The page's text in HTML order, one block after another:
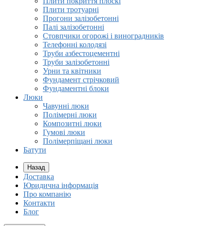
Плити тротуарні
Прогони залізобетонні
Палі залізобетонні
Стовпчики огорожі і виноградників
Телефонні колодязі
Труби азбестоцементні
Труби залізобетонні
Урни та квітники
Фундамент стрічковий
Фундаментні блоки
Люки
Чавунні люки
Полімерні люки
Композитні люки
Гумові люки
Полімерпіщані люки
Батути
Назад
Доставка
Юридична інформація
Про компанію
Контакти
Блог